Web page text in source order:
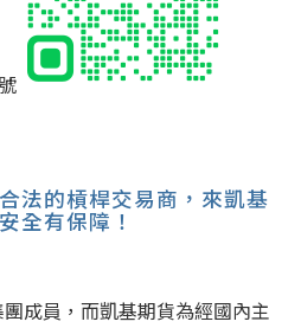
法的槓桿交易商，來凱基
全有保障！
成員，而凱基期貨為經國內主